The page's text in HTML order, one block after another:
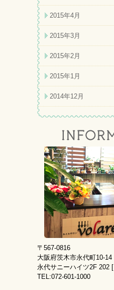
2015年4月
2015年3月
2015年2月
2015年1月
2014年12月
〒567-0816
大阪府茨木市永代町10-14
永代サニーハイツ2F 202 [
TEL:072-601-1000